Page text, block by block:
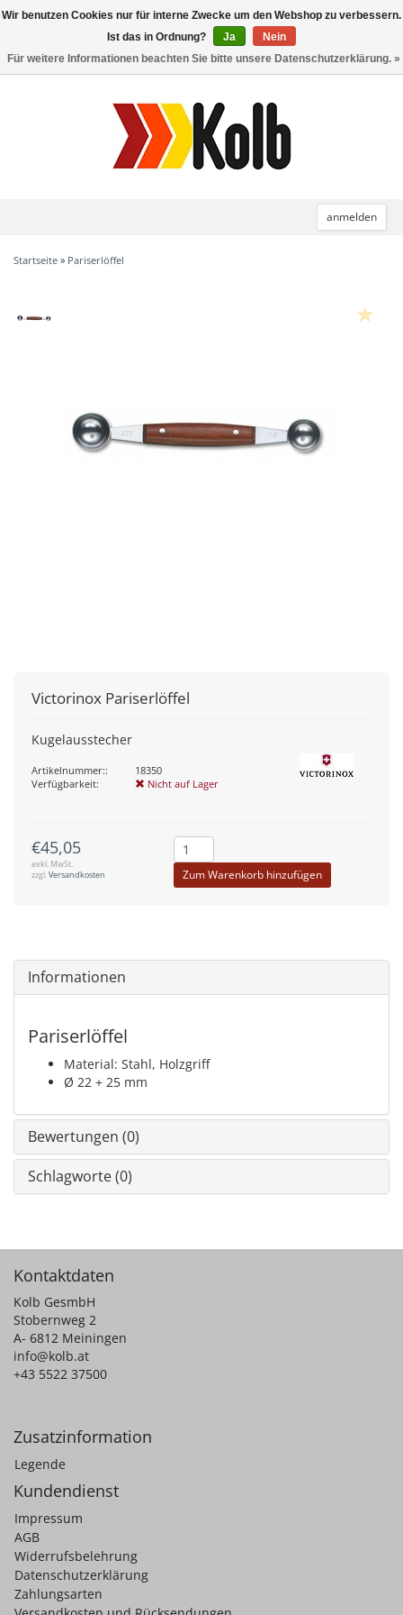
anmelden
Toggle
Startseite » Pariserlöffel
Victorinox Pariserlöffel
Kugelausstecher
Artikelnummer::
18350
Verfügbarkeit:
Nicht auf Lager
€45,05
exkl. MwSt.
zzgl.Versandkosten Zum Warenkorb hinzufügen
Informationen
Pariserlöffel
Material: Stahl, Holzgriff
Ø 22 + 25 mm
Bewertungen (0)
Schlagworte (0)
Kontaktdaten
Kolb GesmbH
Stobernweg 2
A- 6812 Meiningen
info@kolb.at
+43 5522 37500
Zusatzinformation
Legende
Kundendienst
Impressum
AGB
Widerrufsbelehrung
Datenschutzerklärung
Zahlungsarten
Wir benutzen Cookies nur für interne Zwecke um den Webshop zu verbessern.
Ist das in Ordnung?
Ja
Nein
Für weitere Informationen beachten Sie bitte unsere Datenschutzerklärung. »